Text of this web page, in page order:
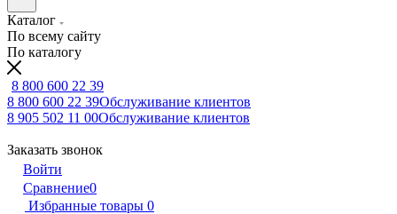
Каталог
По всему сайту
По каталогу
8 800 600 22 39
8 800 600 22 39Обслуживание клиентов
8 905 502 11 00Обслуживание клиентов
Заказать звонок
Войти
Сравнение0
Избранные товары 0